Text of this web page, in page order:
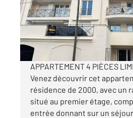
Appartement F4 à
315 000 €
Visiter le site dédié
APPARTEMENT 4 PIÈCES
Venez découvrir cet
résidence de 2000, avec un
situé au premier étage,
entrée donnant sur un